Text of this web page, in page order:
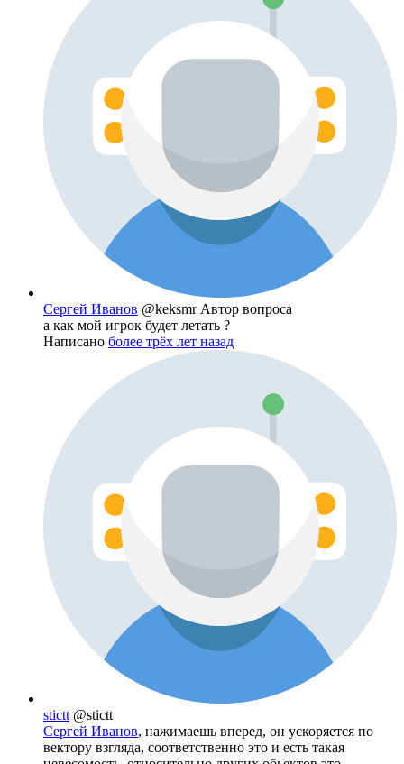
Сергей Иванов @keksmr Автор вопроса
а как мой игрок будет летать ?
Написано более трёх лет назад
stictt @stictt
Сергей Иванов, нажимаешь вперед, он ускоряется по
вектору взгляда, соответственно это и есть такая